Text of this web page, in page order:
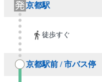
京都駅
徒歩すぐ
京都駅前 / 市バス停